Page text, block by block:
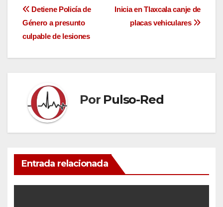
Navegación
de
entradas
Inicia en Tlaxcala canje de
placas vehiculares
Detiene Policía de
Género a presunto
culpable de lesiones
Por Pulso-Red
Entrada relacionada